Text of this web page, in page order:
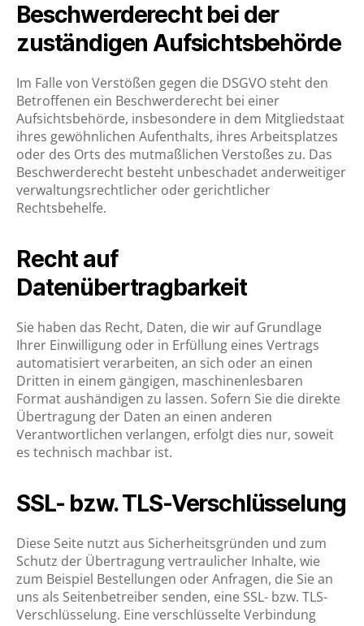
Beschwerderecht bei der
zuständigen Aufsichtsbehörde
Im Falle von Verstößen gegen die DSGVO steht den
Betroffenen ein Beschwerderecht bei einer
Aufsichtsbehörde, insbesondere in dem Mitgliedstaat
ihres gewöhnlichen Aufenthalts, ihres Arbeitsplatzes
oder des Orts des mutmaßlichen Verstoßes zu. Das
Beschwerderecht besteht unbeschadet anderweitiger
verwaltungsrechtlicher oder gerichtlicher
Rechtsbehelfe.
Recht auf
Datenübertragbarkeit
Sie haben das Recht, Daten, die wir auf Grundlage
Ihrer Einwilligung oder in Erfüllung eines Vertrags
automatisiert verarbeiten, an sich oder an einen
Dritten in einem gängigen, maschinenlesbaren
Format aushändigen zu lassen. Sofern Sie die direkte
Übertragung der Daten an einen anderen
Verantwortlichen verlangen, erfolgt dies nur, soweit
es technisch machbar ist.
SSL- bzw. TLS-Verschlüsselung
Diese Seite nutzt aus Sicherheitsgründen und zum
Schutz der Übertragung vertraulicher Inhalte, wie
zum Beispiel Bestellungen oder Anfragen, die Sie an
uns als Seitenbetreiber senden, eine SSL- bzw. TLS-
Verschlüsselung. Eine verschlüsselte Verbindung